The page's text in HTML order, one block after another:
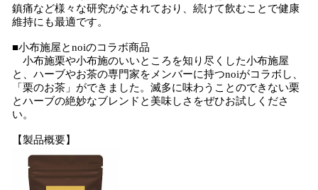
鎮痛など様々な研究がなされており、続けて飲むことで健康
維持にも最適です。
■小布施屋とnoiのコラボ商品
小布施栗や小布施のいいところを知り尽くした小布施屋
と、ハーブやお茶の専門家をメンバーに持つnoiがコラボし、
「栗のお茶」ができました。滅多に味わうことのできない栗
とハーブの絶妙なブレンドと美味しさをぜひお試しくださ
い。
【製品概要】